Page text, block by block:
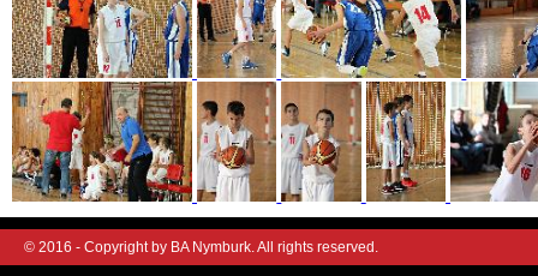
© 2016 - Copyright by BA Nymburk. All rights reserved.